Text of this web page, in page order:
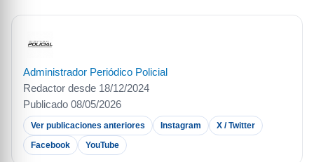
Administrador Periódico Policial
Redactor desde 18/12/2024
Publicado 08/05/2026
Ver publicaciones anteriores Instagram
X / Twitter
Facebook
YouTube